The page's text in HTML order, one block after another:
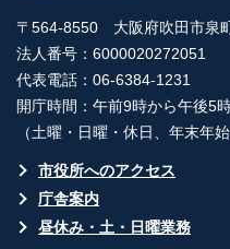
〒564-8550 大阪府吹田市泉
法人番号：6000020272051
代表電話：06-6384-1231
開庁時間：午前9時から午後5
（土曜・日曜・休日、年末年始
市役所へのアクセス
庁舎案内
昼休み・土・日曜業務